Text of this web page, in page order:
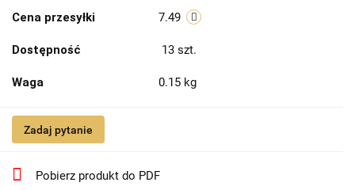
Cena przesyłki 7.49
Dostępność 13 szt.
Waga 0.15 kg
Zadaj pytanie
Pobierz produkt do PDF